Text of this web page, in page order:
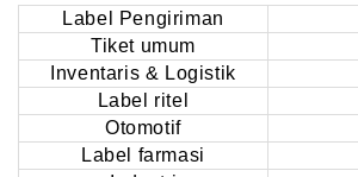
Label Pengiriman
Tiket umum
Inventaris & Logistik
Label ritel
Otomotif
Label farmasi